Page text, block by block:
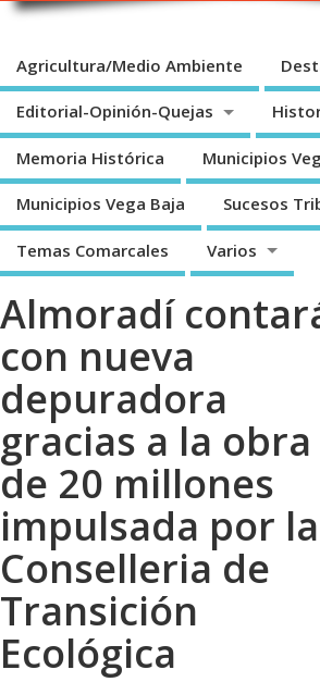
Agricultura/Medio Ambiente
Editorial-Opinión-Quejas
Memoria Histórica Municipios
Municipios Vega Baja Sucesos
Temas Comarcales Varios
Almoradí
con nueva
depuradora
gracias a la obra
de 20 millones
impulsada por la
Conselleria de
Transición
Ecológica